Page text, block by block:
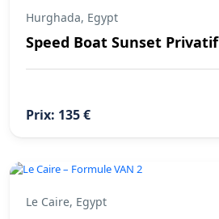
Hurghada, Egypt
Speed Boat Sunset Privatif
Prix: 135 €
Le Caire, Egypt